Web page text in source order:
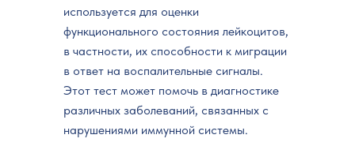
используется для оценки
функционального состояния лейкоцитов,
в частности, их способности к миграции
в ответ на воспалительные сигналы.
Этот тест может помочь в диагностике
различных заболеваний, связанных с
нарушениями иммунной системы.